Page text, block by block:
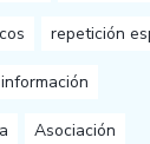
repetición
Asociación